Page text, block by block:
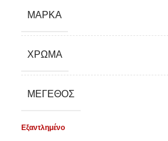
ΜΆΡΚΑ
ΧΡΏΜΑ
ΜΈΓΕΘΟΣ
Εξαντλημένο